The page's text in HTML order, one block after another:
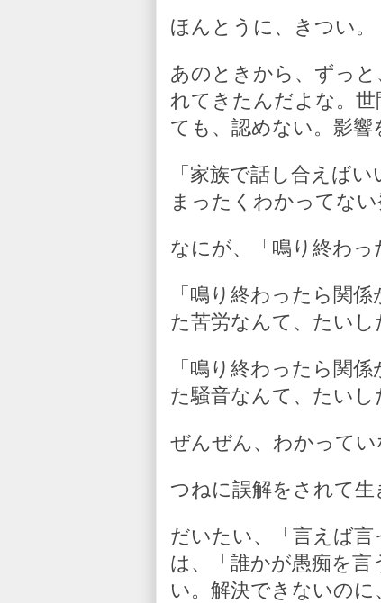
ほんとうに、きつい。
あのときから、ずっ
れてきたんだよな。
ても、認めない。影響
「家族で話し合えば
まったくわかってない
なにが、「鳴り終わっ
「鳴り終わったら関
た苦労なんて、たいし
「鳴り終わったら関
た騒音なんて、たいし
ぜんぜん、わかってい
つねに誤解をされて生
だいたい、「言えば
は、「誰かが愚痴を
い。解決できないの